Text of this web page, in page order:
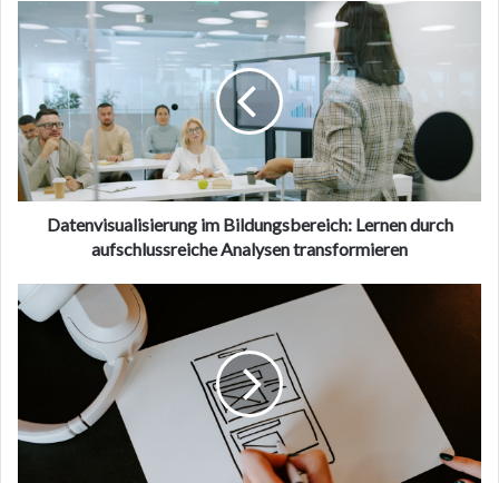
Datenvisualisierung
im
Bildungsbereich:
Lernen
durch
aufschlussreiche
Analysen
transformieren
Datenvisualisierung im Bildungsbereich: Lernen durch
aufschlussreiche Analysen transformieren
Transformation
von
Geschäftsprozessen
intelligentes
Workflow-
Design